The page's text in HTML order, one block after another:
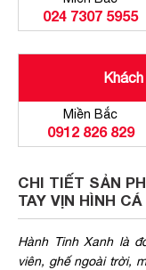
024 7307 5955
Miền Bắc
0912 826 829
CHI TIẾT SẢN
TAY VỊN HÌNH CÁ
Hành Tinh Xanh là
viên, ghế ngoài trời,